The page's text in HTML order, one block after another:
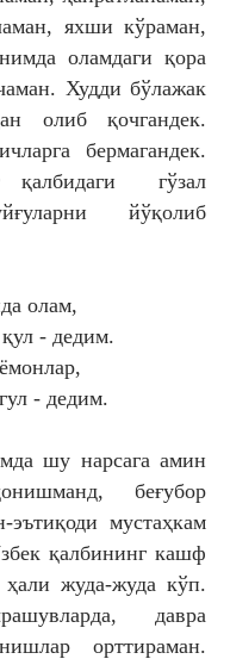
яхши кўраман,
оламдаги қора
Худди бўлажак
олиб қочгандек.
бермагандек.
қалбидаги гўзал
йўқолиб
олам,
- дедим.
- дедим.
шу нарсага амин
беғубор
мустаҳкам
қалбининг кашф
ҳали жуда-жуда кўп.
давра
орттираман.